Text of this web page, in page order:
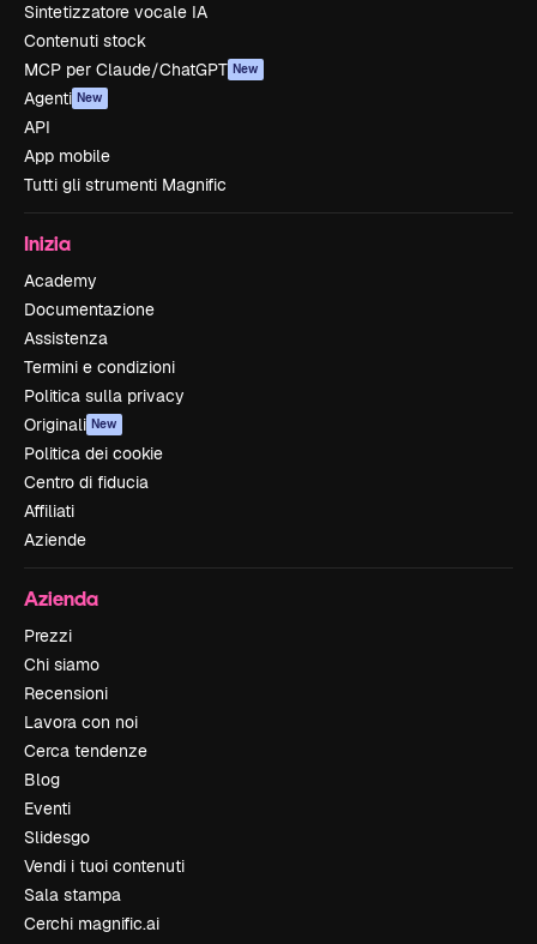
Sintetizzatore vocale IA
Contenuti stock
MCP per Claude/ChatGPT New
Agenti New
API
App mobile
Tutti gli strumenti Magnific
Inizia
Academy
Documentazione
Assistenza
Termini e condizioni
Politica sulla privacy
Originali New
Politica dei cookie
Centro di fiducia
Affiliati
Aziende
Azienda
Prezzi
Chi siamo
Recensioni
Lavora con noi
Cerca tendenze
Blog
Eventi
Slidesgo
Vendi i tuoi contenuti
Sala stampa
Cerchi magnific.ai